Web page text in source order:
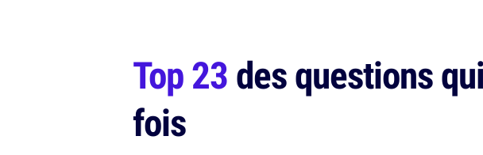
Top 23des questions
fois